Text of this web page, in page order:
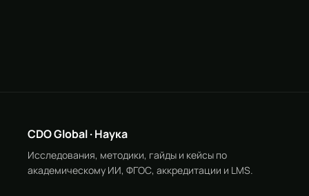
CDO Global · Наука
Исследования, методики, гайды и кейсы по
академическому ИИ, ФГОС, аккредитации и LMS.